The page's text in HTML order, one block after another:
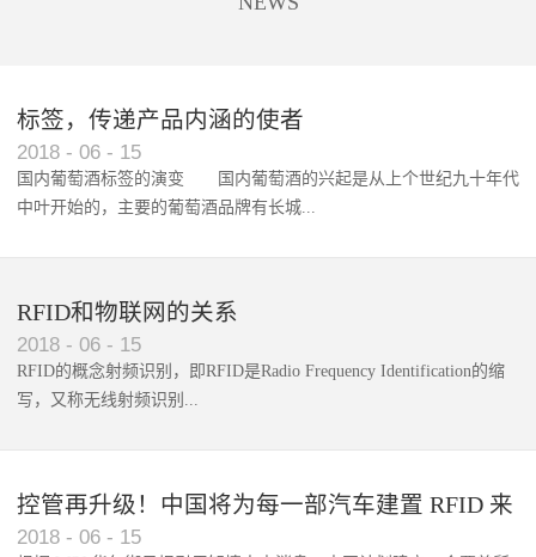
标签，传递产品内涵的使者
2018 - 06 - 15
国内葡萄酒标签的演变 国内葡萄酒的兴起是从上个世纪九十年代
中叶开始的，主要的葡萄酒品牌有长城...
RFID和物联网的关系
2018 - 06 - 15
RFID的概念射频识别，即RFID是Radio Frequency Identification的缩
写，又称无线射频识别...
控管再升级！中国将为每一部汽车建置 RFID 来
架构辨识系统
2018 - 06 - 15